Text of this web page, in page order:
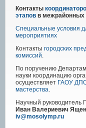
Контакты
этапов в межрайонных
Специальные условия
мероприятиях
Контакты городских
комиссий.
По поручению
науки координацию
осуществляет ГАОУ ДПО
мастерства.
Научный руководитель
Иван Валериевич
iv@mosolymp.ru